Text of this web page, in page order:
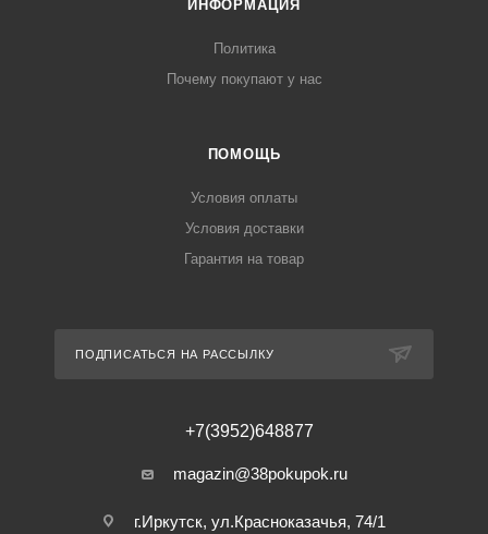
ИНФОРМАЦИЯ
Политика
Почему покупают у нас
ПОМОЩЬ
Условия оплаты
Условия доставки
Гарантия на товар
ПОДПИСАТЬСЯ НА РАССЫЛКУ
+7(3952)648877
magazin@38pokupok.ru
г.Иркутск, ул.Красноказачья, 74/1